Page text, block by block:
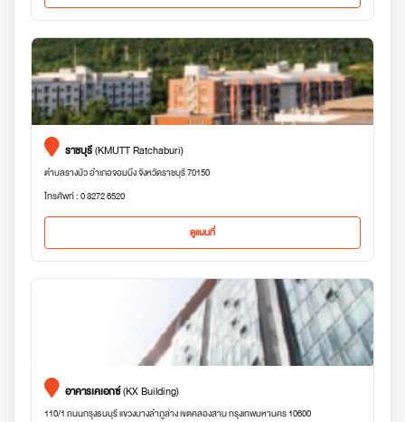
ราชบุรี(KMUTT Ratchaburi)
ตำบลรางบัว อำเภอจอมบึง จังหวัดราชบุรี 70150
โทรศัพท์ : 0 3272 6520
ดูแผนที่
อาคารเคเอกซ์(KX Building)
110/1 ถนนกรุงธนบุรี แขวงบางลำภูล่าง เขตคลองสาน กรุงเทพมหานคร 10600